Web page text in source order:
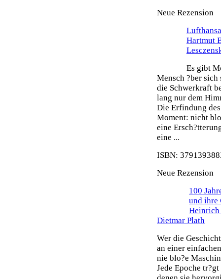
Neue Rezension
Hartmut
Es gibt
Mensch ?ber sich
die Schwerkraft
lang nur dem
Die Erfindung
Moment: nicht
eine
eine ...
ISBN:
Neue Rezension
100
und ihre
Heinrich
Dietmar Plath
Wer die
an einer
nie blo?e
Jede Epoche